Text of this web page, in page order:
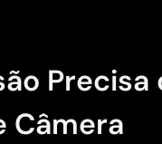
Precisa
Câmera